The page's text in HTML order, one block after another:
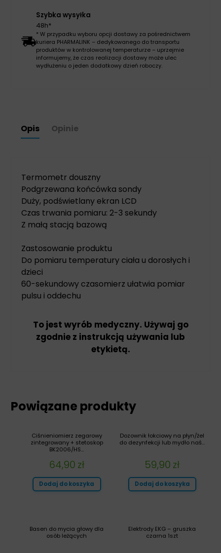
Szybka wysyłka
48h*
* W przypadku wyboru opcji dostawy za pośrednictwem
kuriera PHARMALINK – dedykowanego do transportu
produktów w kontrolowanej temperaturze – uprzejmie
informujemy, że czas realizacji dostawy może ulec
wydłużeniu o jeden dodatkowy dzień roboczy.
Opis Opinie
Termometr douszny
Podgrzewana końcówka sondy
Duży, podświetlany ekran LCD
Czas trwania pomiaru: 2-3 sekundy
Z małą stacją bazową
Zastosowanie produktu
Do pomiaru temperatury ciała u dorosłych i
dzieci
60-sekundowy czasomierz ułatwia pomiar
pulsu i oddechu
To jest wyrób medyczny. Używaj go
zgodnie z instrukcją używania lub
etykietą.
Powiązane produkty
Dozownik łokciowy na płyn/żel
do dezynfekcji lub mydło naś...
59,90 zł
Dodaj do koszyka
Ciśnieniomierz zegarowy
zintegrowany + stetoskop
BK2006/HS...
64,90 zł
Dodaj do koszyka
Elektrody EKG – gruszka
czarna 1szt
Basen do mycia głowy dla
osób leżących